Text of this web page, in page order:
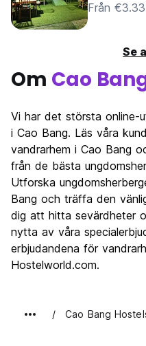
Från €3.33
Se
Om Cao
Vi har det största online-
i Cao Bang. Läs våra
vandrarhem i Cao Bang
från de bästa
Utforska
Bang och träffa den
dig att hitta sevärdheter
nytta av våra
erbjudandena för
Hostelworld.com.
Cao Bang